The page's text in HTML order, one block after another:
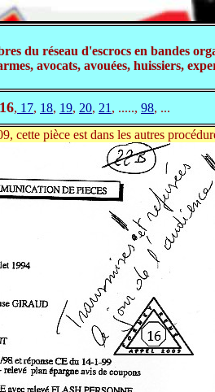
du réseau d'escrocs en bandes
avocats, avouées, huissiers,
16, 17, 18, 19, 20, 21 , ....., 98, ...
cette pièce est dans les autres